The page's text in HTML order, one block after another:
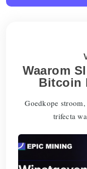
Waarom
Bitcoin
Goedkope
trifecta